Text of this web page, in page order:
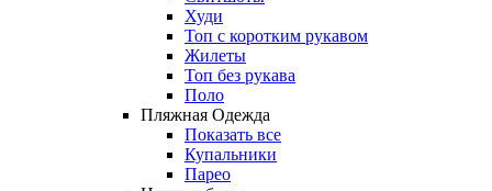
Худи
Топ с коротким рукавом
Жилеты
Топ без рукава
Поло
Пляжная Одежда
Показать все
Купальники
Парео